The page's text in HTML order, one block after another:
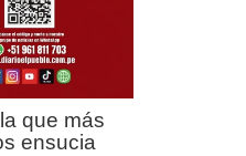
que más
ensucia